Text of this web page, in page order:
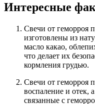
Интересные
Свечи от геморроя
изготовлены из
масло какао,
что делает их
кормления грудью.
Свечи от геморроя
воспаление и отек,
связанные с